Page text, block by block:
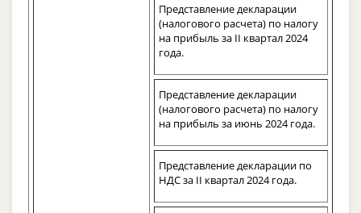
Представление декларации
(налогового расчета) по налогу
на прибыль за II квартал 2024
года.
Представление декларации
(налогового расчета) по налогу
на прибыль за июнь 2024 года.
Представление декларации по
НДС за II квартал 2024 года.